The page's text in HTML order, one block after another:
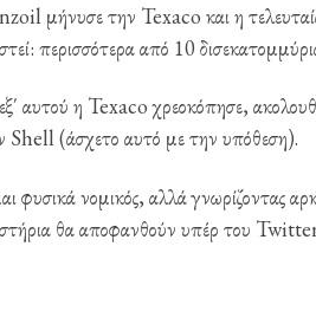
μήνυσε την Texaco και η
περισσότερα από 10
αυτού η Texaco χρεοκόπησε,
Shell (άσχετο αυτό με την υπόθεση).
φυσικά νομικός, αλλά γνωρίζοντας
θα αποφανθούν υπέρ του